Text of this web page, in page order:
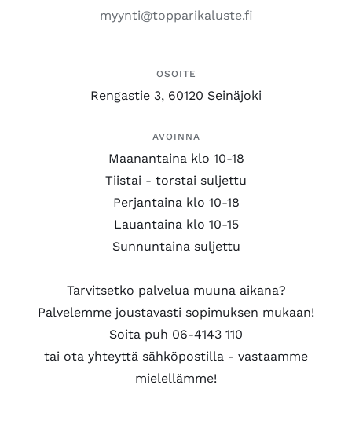
myynti@topparikaluste.fi
OSOITE
Rengastie 3, 60120 Seinäjoki
AVOINNA
Maanantaina klo 10-18
Tiistai - torstai suljettu
Perjantaina klo 10-18
Lauantaina klo 10-15
Sunnuntaina suljettu
Tarvitsetko palvelua muuna aikana?
Palvelemme joustavasti sopimuksen mukaan!
Soita puh 06-4143 110
tai ota yhteyttä sähköpostilla - vastaamme
mielellämme!